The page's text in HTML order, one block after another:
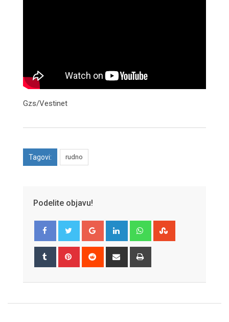
Gzs/Vestinet
Tagovi: rudno
Podelite objavu!
Google+ LinkedIn Whatsapp
Tumblr Pinterest Reddit
Share